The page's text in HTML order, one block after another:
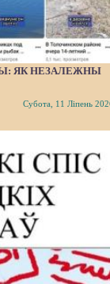
ЯК НЕЗАЛЕЖНЫ
Субота, 11 Ліпень